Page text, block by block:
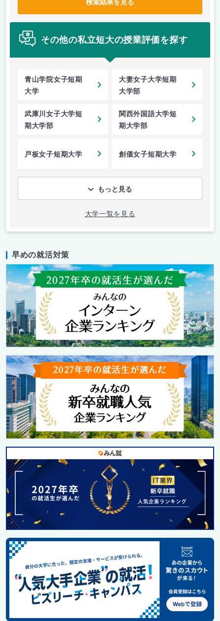
検索結果を見る
その他の私立短大の授業評価を探す
青山学院女子短期
大学
大妻女子大学短期
大学部
武庫川女子大学短
期大学部
関西外国語大学短
期大学部
戸板女子短期大学 創価女子短期大学
もっと見る
大学一覧を見る
早めの就活対策